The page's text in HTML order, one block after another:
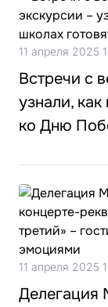
11 апреля 2025
Встречи с
узнали,
ко Дню
11 апреля 2025
Делегация